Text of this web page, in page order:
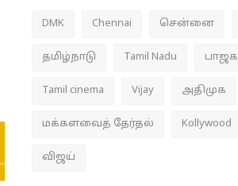
DMK Chennai சென்னை
தமிழ்நாடு Tamil Nadu பாஜக
Tamil cinema Vijay அதிமுக
மக்களவைத் தேர்தல் Kollywood
விஜய்